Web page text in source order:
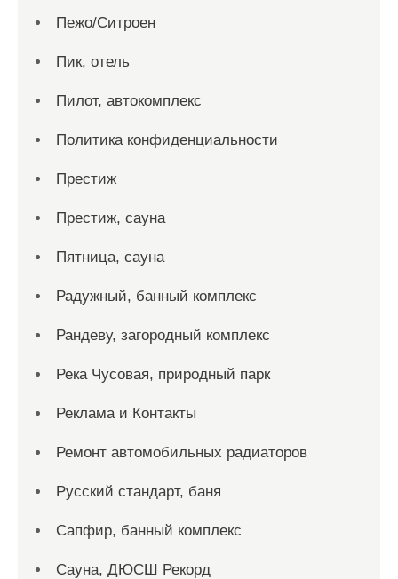
Пежо/Ситроен
Пик, отель
Пилот, автокомплекс
Политика конфиденциальности
Престиж
Престиж, сауна
Пятница, сауна
Радужный, банный комплекс
Рандеву, загородный комплекс
Река Чусовая, природный парк
Реклама и Контакты
Ремонт автомобильных радиаторов
Русский стандарт, баня
Сапфир, банный комплекс
Сауна, ДЮСШ Рекорд